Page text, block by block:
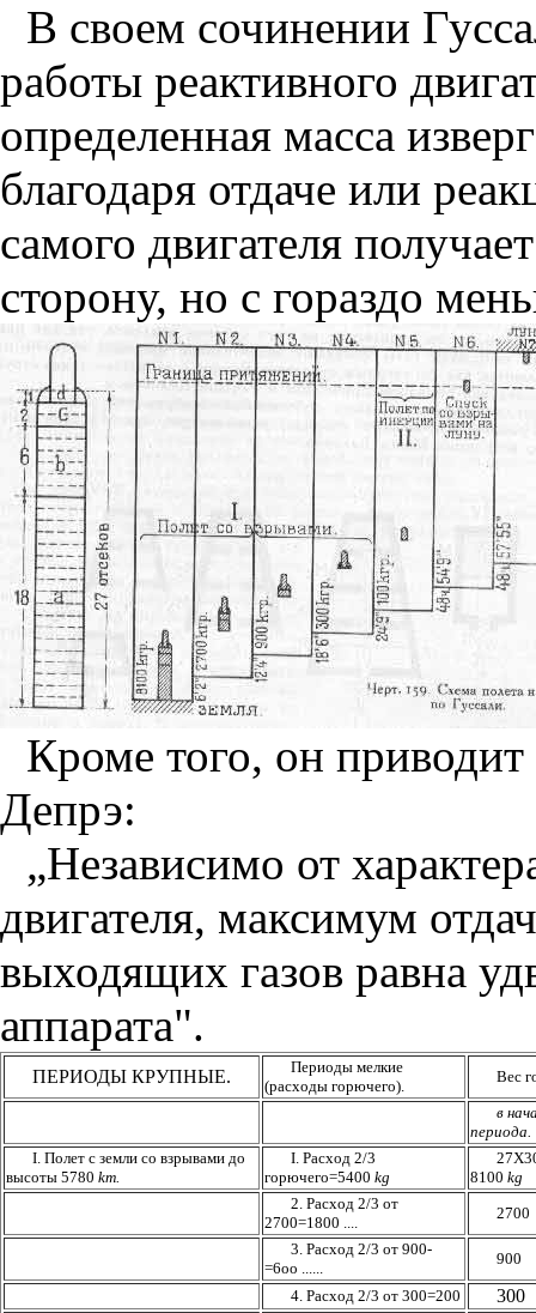
В своем сочинении
работы реактивного
определенная масса
благодаря отдаче или
самого двигателя
сторону, но с гораздо
Кроме того, он
Депрэ:
„Независимо от
двигателя, максимум
выходящих газов равна
аппарата".
ПЕРИОДЫ КРУПНЫЕ.
Периоды мелкие
(расходы горючего).
Вес
в
периода.
I. Полет с земли со взрывами до
высоты 5780 km.
I. Расход 2/3
горючего=5400 kg
8100 kg
2. Расход 2/3 от
2700=1800 ....
2700
3. Расход 2/3 от 900-
=6оо ......
900
4. Расход 2/3 от 300=200 300